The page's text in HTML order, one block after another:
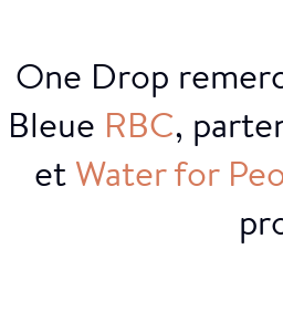
One Drop
Bleue RBC,
et Water for